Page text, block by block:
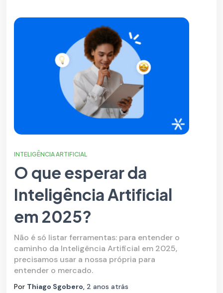
INTELIGÊNCIA ARTIFICIAL
O que esperar da
Inteligência Artificial
em 2025?
Não é só listar ferramentas: para entender o
caminho da Inteligência Artificial em 2025,
precisamos usar a nossa própria para
entender o mercado.
Por Thiago Sgobero, 2 anos atrás